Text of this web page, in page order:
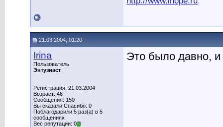
21.03.2004, 01:20
Irina
Пользователь
Энтузиаст
Регистрация: 21.03.2004
Возраст: 46
Сообщения: 150
Вы сказали Спасибо: 0
Поблагодарили 5 раз(а) в 5
сообщениях
Вес репутации: 0
Это было давно,